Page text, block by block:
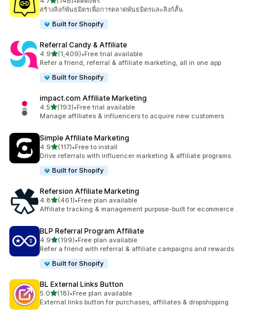
ทั้งหมด 148 รีวิว
สร้างลิงก์พันธมิตรเพื่อการตลาดพันธมิตรและลิงก์สั้น
Built for Shopify
Referral Candy & Affiliate
4.9เต็ม 5 ดาว
(1,409)
ทั้งหมด 1409 รีวิว
•Free trial available
Refer a friend, referral & affiliate marketing, all in one app
Built for Shopify
impact.com Affiliate Marketing
4.5เต็ม 5 ดาว
(193)
ทั้งหมด 193 รีวิว
•Free trial available
Manage affiliates & influencers to acquire new customers
Simple Affiliate Marketing
4.9เต็ม 5 ดาว
(117)
ทั้งหมด 117 รีวิว
•Free to install
Drive referrals with influencer marketing & affiliate programs
Built for Shopify
Refersion Affiliate Marketing
4.8เต็ม 5 ดาว
(461)
ทั้งหมด 461 รีวิว
•Free plan available
Affiliate tracking & management purpose-built for ecommerce .
BLP Referral Program Affiliate
4.9เต็ม 5 ดาว
(199)
ทั้งหมด 199 รีวิว
•Free plan available
Refer a friend with referral & affiliate campaigns and rewards
Built for Shopify
BL External Links Button
5.0เต็ม 5 ดาว
(18)
ทั้งหมด 18 รีวิว
•Free plan available
External links button for purchases, affiliates & dropshipping